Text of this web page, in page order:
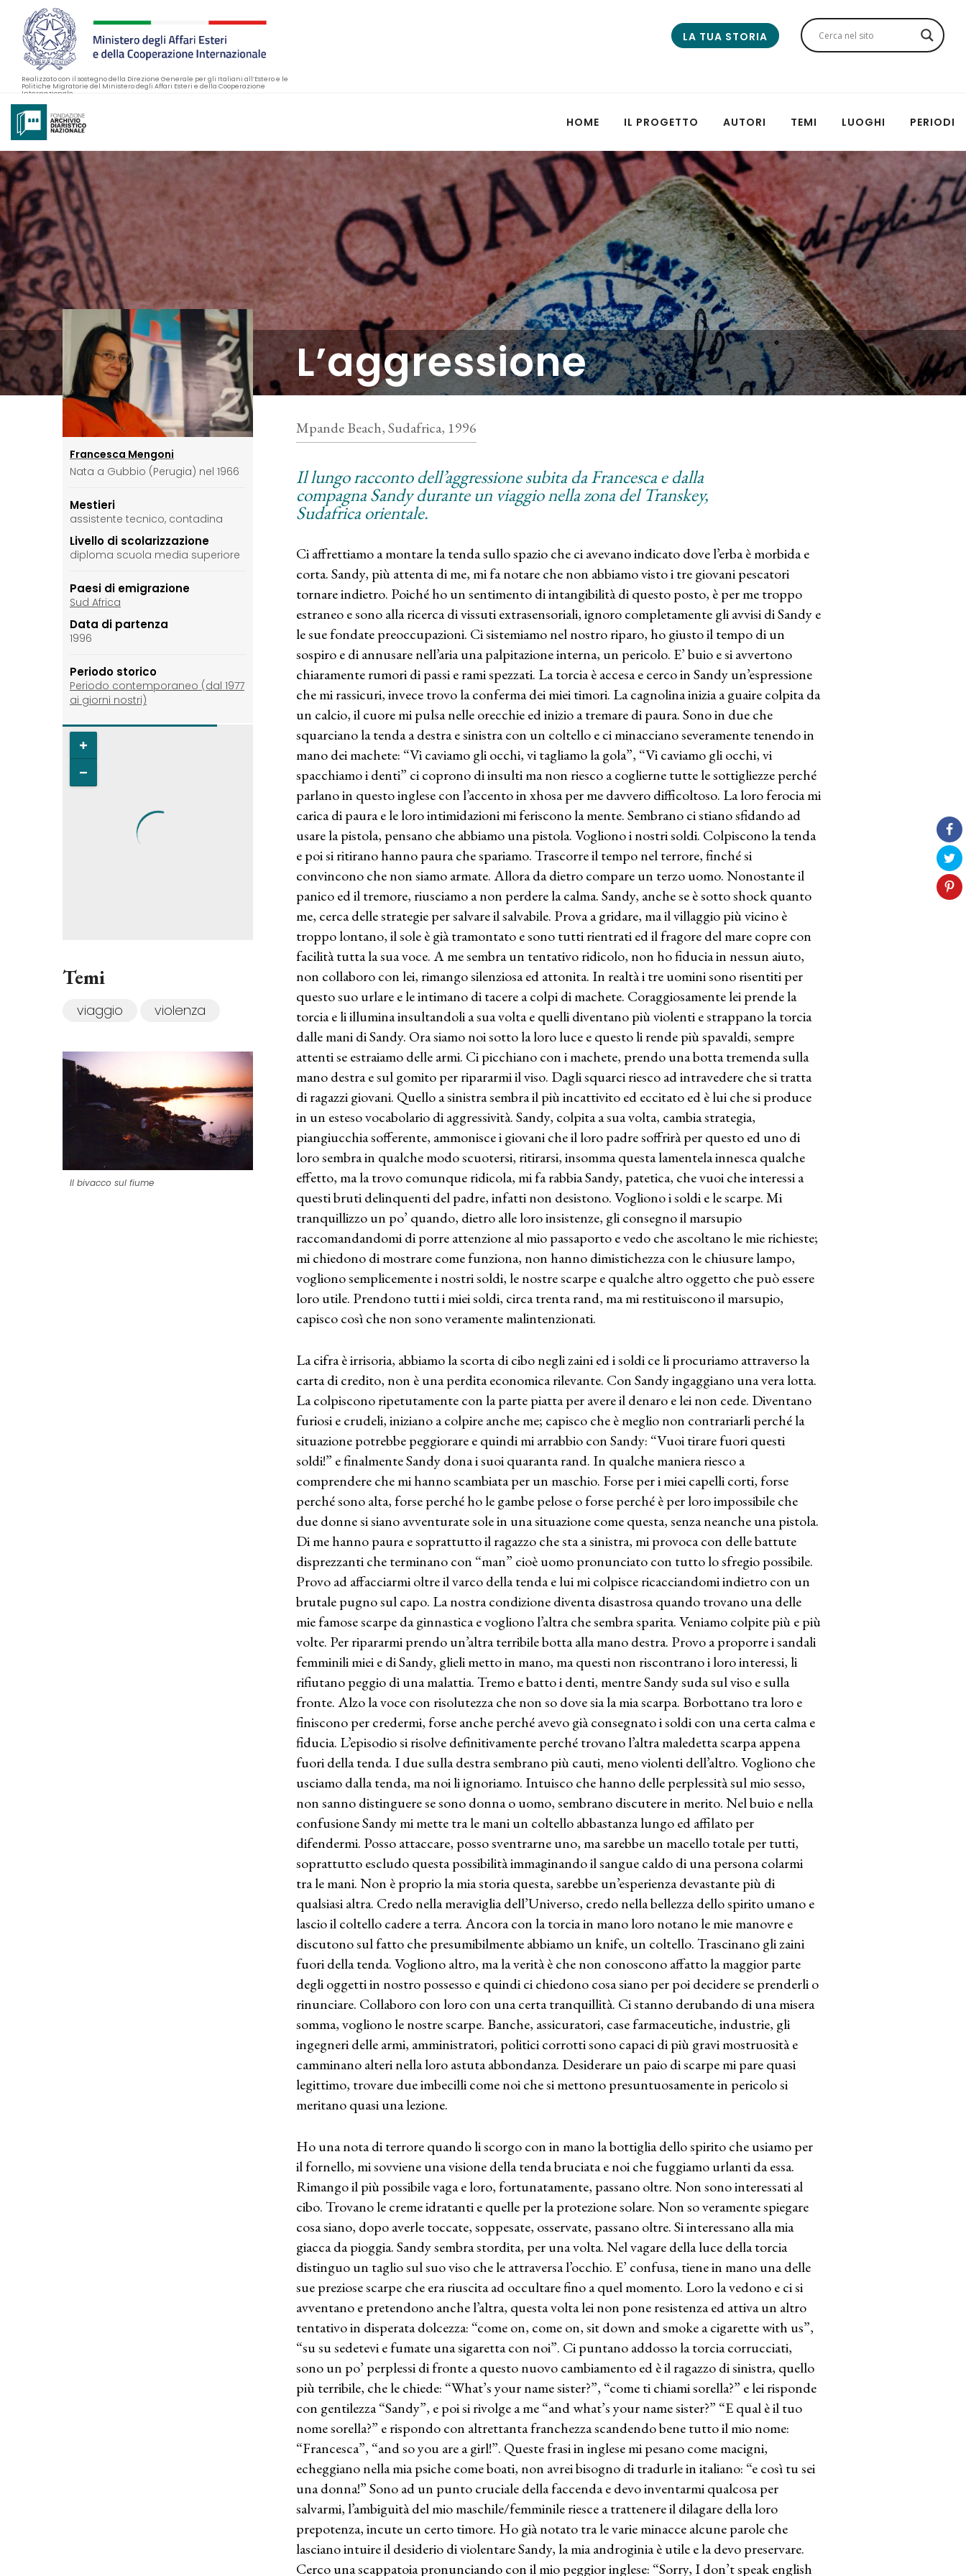
Realizzato con il sostegno della Direzione Generale per gli Italiani all’Estero e le
Politiche Migratorie del Ministero degli Affari Esteri e della Cooperazione
Internazionale
LA TUA STORIA
HOME IL PROGETTO AUTORI TEMI LUOGHI PERIODI
L’aggressione
Francesca Mengoni
Nata a Gubbio (Perugia) nel 1966
Mestieri
assistente tecnico, contadina
Livello di scolarizzazione
diploma scuola media superiore
Paesi di emigrazione
Sud Africa
Data di partenza
1996
Periodo storico
Periodo contemporaneo (dal 1977
ai giorni nostri)
Temi
viaggio violenza
Il bivacco sul fiume
Mpande Beach, Sudafrica, 1996
Il lungo racconto dell’aggressione subita da Francesca e dalla
compagna Sandy durante un viaggio nella zona del Transkey,
Sudafrica orientale.
Ci affrettiamo a montare la tenda sullo spazio che ci avevano indicato dove l’erba è morbida e
corta. Sandy, più attenta di me, mi fa notare che non abbiamo visto i tre giovani pescatori
tornare indietro. Poiché ho un sentimento di intangibilità di questo posto, è per me troppo
estraneo e sono alla ricerca di vissuti extrasensoriali, ignoro completamente gli avvisi di Sandy e
le sue fondate preoccupazioni. Ci sistemiamo nel nostro riparo, ho giusto il tempo di un
sospiro e di annusare nell’aria una palpitazione interna, un pericolo. E’ buio e si avvertono
chiaramente rumori di passi e rami spezzati. La torcia è accesa e cerco in Sandy un’espressione
che mi rassicuri, invece trovo la conferma dei miei timori. La cagnolina inizia a guaire colpita da
un calcio, il cuore mi pulsa nelle orecchie ed inizio a tremare di paura. Sono in due che
squarciano la tenda a destra e sinistra con un coltello e ci minacciano severamente tenendo in
mano dei machete: “Vi caviamo gli occhi, vi tagliamo la gola”, “Vi caviamo gli occhi, vi
spacchiamo i denti” ci coprono di insulti ma non riesco a coglierne tutte le sottigliezze perché
parlano in questo inglese con l’accento in xhosa per me davvero difficoltoso. La loro ferocia mi
carica di paura e le loro intimidazioni mi feriscono la mente. Sembrano ci stiano sfidando ad
usare la pistola, pensano che abbiamo una pistola. Vogliono i nostri soldi. Colpiscono la tenda
e poi si ritirano hanno paura che spariamo. Trascorre il tempo nel terrore, finché si
convincono che non siamo armate. Allora da dietro compare un terzo uomo. Nonostante il
panico ed il tremore, riusciamo a non perdere la calma. Sandy, anche se è sotto shock quanto
me, cerca delle strategie per salvare il salvabile. Prova a gridare, ma il villaggio più vicino è
troppo lontano, il sole è già tramontato e sono tutti rientrati ed il fragore del mare copre con
facilità tutta la sua voce. A me sembra un tentativo ridicolo, non ho fiducia in nessun aiuto,
non collaboro con lei, rimango silenziosa ed attonita. In realtà i tre uomini sono risentiti per
questo suo urlare e le intimano di tacere a colpi di machete. Coraggiosamente lei prende la
torcia e li illumina insultandoli a sua volta e quelli diventano più violenti e strappano la torcia
dalle mani di Sandy. Ora siamo noi sotto la loro luce e questo li rende più spavaldi, sempre
attenti se estraiamo delle armi. Ci picchiano con i machete, prendo una botta tremenda sulla
mano destra e sul gomito per ripararmi il viso. Dagli squarci riesco ad intravedere che si tratta
di ragazzi giovani. Quello a sinistra sembra il più incattivito ed eccitato ed è lui che si produce
in un esteso vocabolario di aggressività. Sandy, colpita a sua volta, cambia strategia,
piangiucchia sofferente, ammonisce i giovani che il loro padre soffrirà per questo ed uno di
loro sembra in qualche modo scuotersi, ritirarsi, insomma questa lamentela innesca qualche
effetto, ma la trovo comunque ridicola, mi fa rabbia Sandy, patetica, che vuoi che interessi a
questi bruti delinquenti del padre, infatti non desistono. Vogliono i soldi e le scarpe. Mi
tranquillizzo un po’ quando, dietro alle loro insistenze, gli consegno il marsupio
raccomandandomi di porre attenzione al mio passaporto e vedo che ascoltano le mie richieste;
mi chiedono di mostrare come funziona, non hanno dimistichezza con le chiusure lampo,
vogliono semplicemente i nostri soldi, le nostre scarpe e qualche altro oggetto che può essere
loro utile. Prendono tutti i miei soldi, circa trenta rand, ma mi restituiscono il marsupio,
capisco così che non sono veramente malintenzionati.
La cifra è irrisoria, abbiamo la scorta di cibo negli zaini ed i soldi ce li procuriamo attraverso la
carta di credito, non è una perdita economica rilevante. Con Sandy ingaggiano una vera lotta.
La colpiscono ripetutamente con la parte piatta per avere il denaro e lei non cede. Diventano
furiosi e crudeli, iniziano a colpire anche me; capisco che è meglio non contrariarli perché la
situazione potrebbe peggiorare e quindi mi arrabbio con Sandy: “Vuoi tirare fuori questi
soldi!” e finalmente Sandy dona i suoi quaranta rand. In qualche maniera riesco a
comprendere che mi hanno scambiata per un maschio. Forse per i miei capelli corti, forse
perché sono alta, forse perché ho le gambe pelose o forse perché è per loro impossibile che
due donne si siano avventurate sole in una situazione come questa, senza neanche una pistola.
Di me hanno paura e soprattutto il ragazzo che sta a sinistra, mi provoca con delle battute
disprezzanti che terminano con “man” cioè uomo pronunciato con tutto lo sfregio possibile.
Provo ad affacciarmi oltre il varco della tenda e lui mi colpisce ricacciandomi indietro con un
brutale pugno sul capo. La nostra condizione diventa disastrosa quando trovano una delle
mie famose scarpe da ginnastica e vogliono l’altra che sembra sparita. Veniamo colpite più e più
volte. Per ripararmi prendo un’altra terribile botta alla mano destra. Provo a proporre i sandali
femminili miei e di Sandy, glieli metto in mano, ma questi non riscontrano i loro interessi, li
rifiutano peggio di una malattia. Tremo e batto i denti, mentre Sandy suda sul viso e sulla
fronte. Alzo la voce con risolutezza che non so dove sia la mia scarpa. Borbottano tra loro e
finiscono per credermi, forse anche perché avevo già consegnato i soldi con una certa calma e
fiducia. L’episodio si risolve definitivamente perché trovano l’altra maledetta scarpa appena
fuori della tenda. I due sulla destra sembrano più cauti, meno violenti dell’altro. Vogliono che
usciamo dalla tenda, ma noi li ignoriamo. Intuisco che hanno delle perplessità sul mio sesso,
non sanno distinguere se sono donna o uomo, sembrano discutere in merito. Nel buio e nella
confusione Sandy mi mette tra le mani un coltello abbastanza lungo ed affilato per
difendermi. Posso attaccare, posso sventrarne uno, ma sarebbe un macello totale per tutti,
soprattutto escludo questa possibilità immaginando il sangue caldo di una persona colarmi
tra le mani. Non è proprio la mia storia questa, sarebbe un’esperienza devastante più di
qualsiasi altra. Credo nella meraviglia dell’Universo, credo nella bellezza dello spirito umano e
lascio il coltello cadere a terra. Ancora con la torcia in mano loro notano le mie manovre e
discutono sul fatto che presumibilmente abbiamo un knife, un coltello. Trascinano gli zaini
fuori della tenda. Vogliono altro, ma la verità è che non conoscono affatto la maggior parte
degli oggetti in nostro possesso e quindi ci chiedono cosa siano per poi decidere se prenderli o
rinunciare. Collaboro con loro con una certa tranquillità. Ci stanno derubando di una misera
somma, vogliono le nostre scarpe. Banche, assicuratori, case farmaceutiche, industrie, gli
ingegneri delle armi, amministratori, politici corrotti sono capaci di più gravi mostruosità e
camminano alteri nella loro astuta abbondanza. Desiderare un paio di scarpe mi pare quasi
legittimo, trovare due imbecilli come noi che si mettono presuntuosamente in pericolo si
meritano quasi una lezione.
Ho una nota di terrore quando li scorgo con in mano la bottiglia dello spirito che usiamo per
il fornello, mi sovviene una visione della tenda bruciata e noi che fuggiamo urlanti da essa.
Rimango il più possibile vaga e loro, fortunatamente, passano oltre. Non sono interessati al
cibo. Trovano le creme idratanti e quelle per la protezione solare. Non so veramente spiegare
cosa siano, dopo averle toccate, soppesate, osservate, passano oltre. Si interessano alla mia
giacca da pioggia. Sandy sembra stordita, per una volta. Nel vagare della luce della torcia
distinguo un taglio sul suo viso che le attraversa l’occhio. E’ confusa, tiene in mano una delle
sue preziose scarpe che era riuscita ad occultare fino a quel momento. Loro la vedono e ci si
avventano e pretendono anche l’altra, questa volta lei non pone resistenza ed attiva un altro
tentativo in disperata dolcezza: “come on, come on, sit down and smoke a cigarette with us”,
“su su sedetevi e fumate una sigaretta con noi”. Ci puntano addosso la torcia corrucciati,
sono un po’ perplessi di fronte a questo nuovo cambiamento ed è il ragazzo di sinistra, quello
più terribile, che le chiede: “What’s your name sister?”, “come ti chiami sorella?” e lei risponde
con gentilezza “Sandy”, e poi si rivolge a me “and what’s your name sister?” “E qual è il tuo
nome sorella?” e rispondo con altrettanta franchezza scandendo bene tutto il mio nome:
“Francesca”, “and so you are a girl!”. Queste frasi in inglese mi pesano come macigni,
echeggiano nella mia psiche come boati, non avrei bisogno di tradurle in italiano: “e così tu sei
una donna!” Sono ad un punto cruciale della faccenda e devo inventarmi qualcosa per
salvarmi, l’ambiguità del mio maschile/femminile riesce a trattenere il dilagare della loro
prepotenza, incute un certo timore. Ho già notato tra le varie minacce alcune parole che
lasciano intuire il desiderio di violentare Sandy, la mia androginia è utile e la devo preservare.
Cerco una scappatoia pronunciando con il mio peggior inglese: “Sorry, I don’t speak english